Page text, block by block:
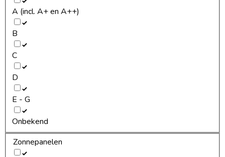
A (incl. A+ en A++)
B
C
D
E - G
Onbekend
Zonnepanelen